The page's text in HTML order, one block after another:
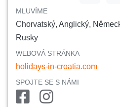
MLUVÍME
Chorvatský, Anglický,
Rusky
WEBOVÁ STRÁNKA
holidays-in-croatia.com
SPOJTE SE S NÁMI